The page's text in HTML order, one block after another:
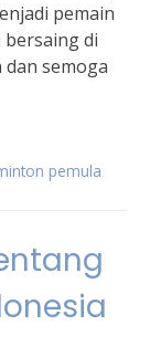
pemain
di
semoga
pemula